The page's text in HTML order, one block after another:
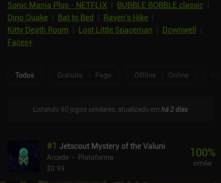
Sonic Mania Plus - NETFLIX
BUBBLE BOBBLE classic
Dino Quake
Bat to Bed Raven's Hike
Kitty Death Room
Lost Little Spaceman Downwell
Faces+
Todos Gratuito Pago Offline Online
Listando 60 jogos similares, atualizado em há 2 dias
#1 Jetscout Mystery of the Valuni
Arcade
Plataforma
$0.99
100%
similar